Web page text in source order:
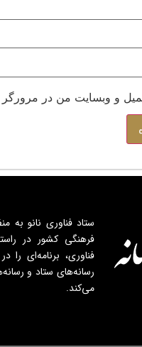
و وبسایت من در
ستاد فناوری نانو به
فرهنگی کشور در
فناوری، برنامه‌ای را
رسانه‌های ستاد و
می‌کند.